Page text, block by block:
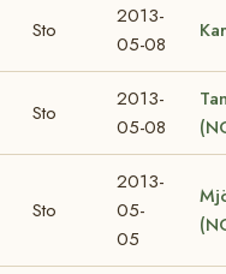
Sto
2013-
05-08
Sto
2013-
05-08
Sto
2013-
05-
05